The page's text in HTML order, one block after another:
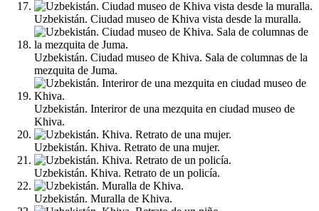
Uzbekistán. Ciudad museo de Khiva vista desde la muralla.
Uzbekistán. Ciudad museo de Khiva. Sala de columnas de la
mezquita de Juma.
Uzbekistán. Interiror de una mezquita en ciudad museo de
Khiva.
Uzbekistán. Khiva. Retrato de una mujer.
Uzbekistán. Khiva. Retrato de un policía.
Uzbekistán. Muralla de Khiva.